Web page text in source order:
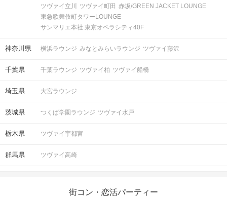
ツヴァイ立川
ツヴァイ町田 赤坂/GREEN JACKET LOUNGE
東急歌舞伎町タワーLOUNGE
サンマリエ本社 東京オペラシティ40F
神奈川県 横浜ラウンジ みなとみらいラウンジ ツヴァイ藤沢
千葉県 千葉ラウンジ ツヴァイ柏 ツヴァイ船橋
埼玉県 大宮ラウンジ
茨城県 つくば学園ラウンジ ツヴァイ水戸
栃木県 ツヴァイ宇都宮
群馬県 ツヴァイ高崎
街コン・恋活パーティー